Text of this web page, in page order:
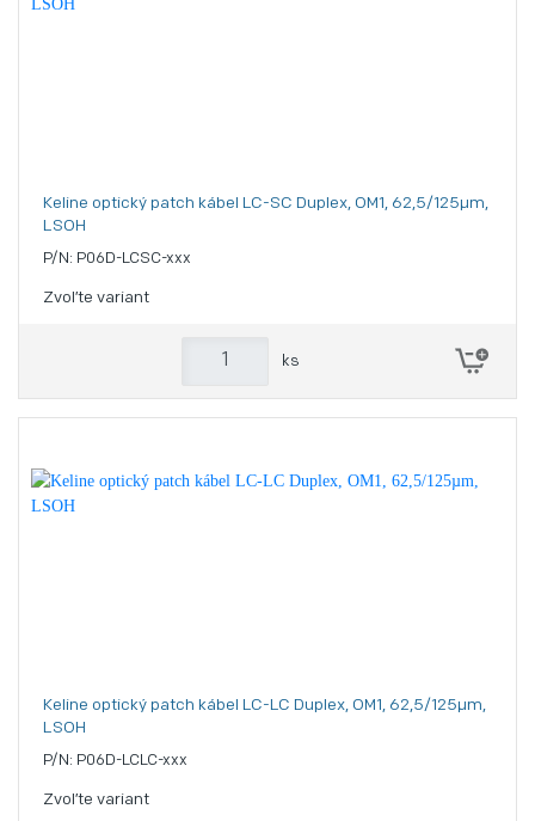
Keline optický patch kábel LC-SC Duplex, OM1, 62,5/125µm,
LSOH
P/N: P06D-LCSC-xxx
Zvoľte variant
ks
Keline optický patch kábel LC-LC Duplex, OM1, 62,5/125µm,
LSOH
P/N: P06D-LCLC-xxx
Zvoľte variant